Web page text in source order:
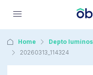
Home
Depto
20260313_114324